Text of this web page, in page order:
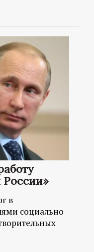
России»
в
социально